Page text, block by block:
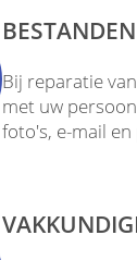
Bij reparatie
met uw
foto's, e-mail